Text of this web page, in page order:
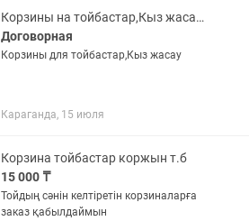
Корзины на тойбастар,Кыз жасау,На заказ от 5-7дней,все вопросы .
Договорная
Корзины для тойбастар,Кыз жасау
Караганда, 15 июля
Корзина тойбастар коржын т.б
15 000 ₸
Тойдың сәнін келтіретін корзиналарға
заказ қабылдаймын